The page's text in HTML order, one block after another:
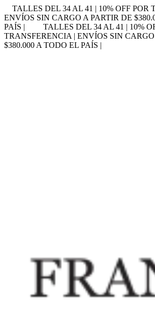
TALLES DEL 34 AL 41 | 10% OFF POR
ENVÍOS SIN CARGO A PARTIR DE
PAÍS |
TALLES DEL 34 AL 41 | 10%
TRANSFERENCIA | ENVÍOS SIN
$380.000 A TODO EL PAÍS |